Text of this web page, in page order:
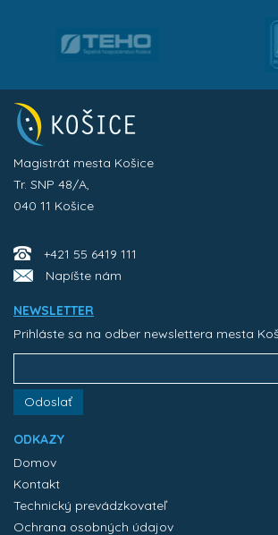
Magistrát mesta Košice
Tr. SNP 48/A,
040 11 Košice
+421 55 6419 111
Napíšte nám
NEWSLETTER
Prihláste sa na odber newslettera mesta
Odoslať
ODKAZY
Domov
Kontakt
Technický prevádzkovateľ
Ochrana osobných údajov